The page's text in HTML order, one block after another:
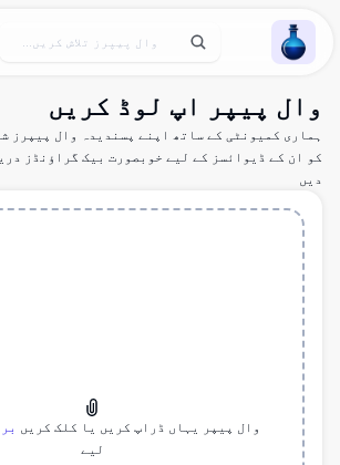
Wallpaper Alchemy
وال پیپر اپ لوڈ کریں
ہماری کمیونٹی کے ساتھ اپنے پسندیدہ وال پیپرز
کو ان کے ڈیوائسز کے لیے خوبصورت بیک گراؤنڈز
دیں
وال پیپر یہاں ڈراپ کریں یا کلک کریں
لیے